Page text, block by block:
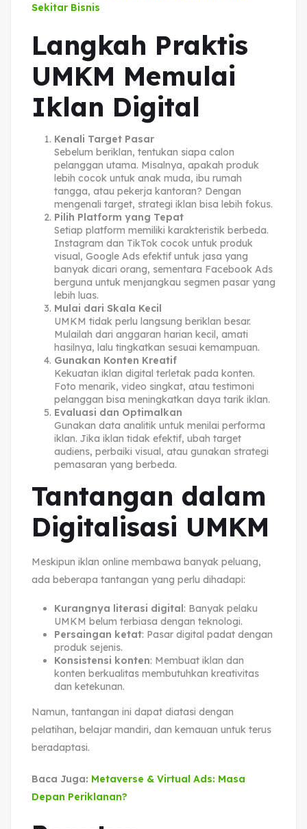
Sekitar Bisnis
Langkah Praktis
UMKM Memulai
Iklan Digital
Kenali Target Pasar
Sebelum beriklan, tentukan siapa calon
pelanggan utama. Misalnya, apakah produk
lebih cocok untuk anak muda, ibu rumah
tangga, atau pekerja kantoran? Dengan
mengenali target, strategi iklan bisa lebih fokus.
Pilih Platform yang Tepat
Setiap platform memiliki karakteristik berbeda.
Instagram dan TikTok cocok untuk produk
visual, Google Ads efektif untuk jasa yang
banyak dicari orang, sementara Facebook Ads
berguna untuk menjangkau segmen pasar yang
lebih luas.
Mulai dari Skala Kecil
UMKM tidak perlu langsung beriklan besar.
Mulailah dari anggaran harian kecil, amati
hasilnya, lalu tingkatkan sesuai kemampuan.
Gunakan Konten Kreatif
Kekuatan iklan digital terletak pada konten.
Foto menarik, video singkat, atau testimoni
pelanggan bisa meningkatkan daya tarik iklan.
Evaluasi dan Optimalkan
Gunakan data analitik untuk menilai performa
iklan. Jika iklan tidak efektif, ubah target
audiens, perbaiki visual, atau gunakan strategi
pemasaran yang berbeda.
Tantangan dalam
Digitalisasi UMKM
Meskipun iklan online membawa banyak peluang,
ada beberapa tantangan yang perlu dihadapi:
Kurangnya literasi digital: Banyak pelaku
UMKM belum terbiasa dengan teknologi.
Persaingan ketat: Pasar digital padat dengan
produk sejenis.
Konsistensi konten: Membuat iklan dan
konten berkualitas membutuhkan kreativitas
dan ketekunan.
Namun, tantangan ini dapat diatasi dengan
pelatihan, belajar mandiri, dan kemauan untuk terus
beradaptasi.
Baca Juga: Metaverse & Virtual Ads: Masa
Depan Periklanan?